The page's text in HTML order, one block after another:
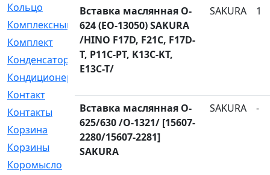
Кольцо
[272]
Комплексный
[1]
Комплект
[196]
Конденсатор
[1]
Кондиционер
Контакт
[3]
Контакты
[4]
Корзина
[1]
Корзины
[159]
Коромысло
Вставка маслянная O-
624 (EO-13050) SAKURA
/HINO F17D, F21C, F17D-
T, P11C-PT, K13C-KT,
E13C-T/
SAKURA 1
Вставка маслянная O-
625/630 /O-1321/ [15607-
2280/15607-2281]
SAKURA
SAKURA -